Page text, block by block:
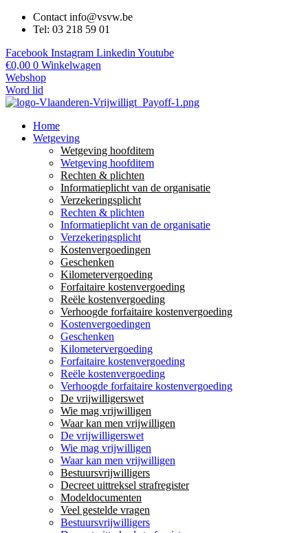
Contact info@vsvw.be
Tel: 03 218 59 01
Facebook Instagram Linkedin Youtube
€0,00 0 Winkelwagen
Webshop
Word lid
Home
Wetgeving
Wetgeving hoofditem
Wetgeving hoofditem
Rechten & plichten
Informatieplicht van de organisatie
Verzekeringsplicht
Rechten & plichten
Informatieplicht van de organisatie
Verzekeringsplicht
Kostenvergoedingen
Geschenken
Kilometervergoeding
Forfaitaire kostenvergoeding
Reële kostenvergoeding
Verhoogde forfaitaire kostenvergoeding
Kostenvergoedingen
Geschenken
Kilometervergoeding
Forfaitaire kostenvergoeding
Reële kostenvergoeding
Verhoogde forfaitaire kostenvergoeding
De vrijwilligerswet
Wie mag vrijwilligen
Waar kan men vrijwilligen
De vrijwilligerswet
Wie mag vrijwilligen
Waar kan men vrijwilligen
Bestuursvrijwilligers
Decreet uittreksel strafregister
Modeldocumenten
Veel gestelde vragen
Bestuursvrijwilligers